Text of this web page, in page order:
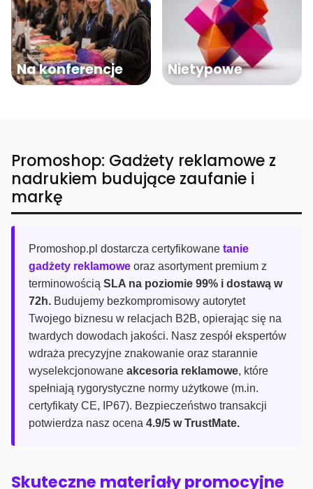
Na konferencje Nietypowe
Promoshop: Gadżety reklamowe z
nadrukiem budujące zaufanie i
markę
Promoshop.pl dostarcza certyfikowane tanie
gadżety reklamowe oraz asortyment premium z
terminowością SLA na poziomie 99% i dostawą w
72h. Budujemy bezkompromisowy autorytet
Twojego biznesu w relacjach B2B, opierając się na
twardych dowodach jakości. Nasz zespół ekspertów
wdraża precyzyjne znakowanie oraz starannie
wyselekcjonowane akcesoria reklamowe, które
spełniają rygorystyczne normy użytkowe (m.in.
certyfikaty CE, IP67). Bezpieczeństwo transakcji
potwierdza nasz ocena 4.9/5 w TrustMate.
Skuteczne materiały promocyjne